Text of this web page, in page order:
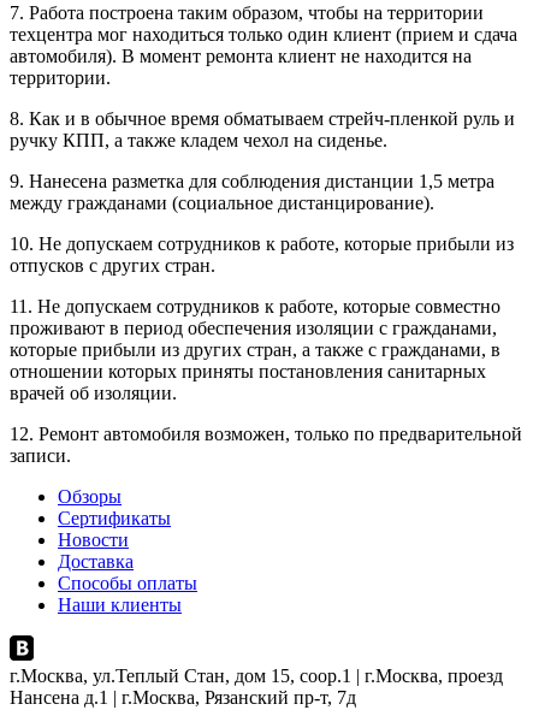
7. Работа построена таким образом, чтобы на территории
техцентра мог находиться только один клиент (прием и сдача
автомобиля). В момент ремонта клиент не находится на
территории.
8. Как и в обычное время обматываем стрейч-пленкой руль и
ручку КПП, а также кладем чехол на сиденье.
9. Нанесена разметка для соблюдения дистанции 1,5 метра
между гражданами (социальное дистанцирование).
10. Не допускаем сотрудников к работе, которые прибыли из
отпусков с других стран.
11. Не допускаем сотрудников к работе, которые совместно
проживают в период обеспечения изоляции с гражданами,
которые прибыли из других стран, а также с гражданами, в
отношении которых приняты постановления санитарных
врачей об изоляции.
12. Ремонт автомобиля возможен, только по предварительной
записи.
Обзоры
Сертификаты
Новости
Доставка
Способы оплаты
Наши клиенты
г.Москва, ул.Теплый Стан, дом 15, соор.1 | г.Москва, проезд
Нансена д.1 | г.Москва, Рязанский пр-т, 7д